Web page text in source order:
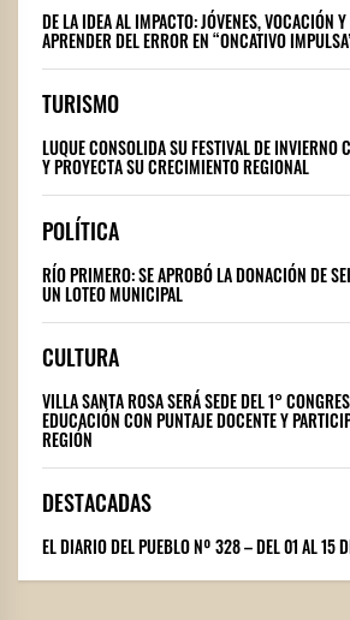
DE LA IDEA AL IMPACTO: JÓVENES, VOCACIÓN
APRENDER DEL ERROR EN “ONCATIVO
TURISMO
LUQUE CONSOLIDA SU FESTIVAL DE INVIERNO
Y PROYECTA SU CRECIMIENTO REGIONAL
POLÍTICA
RÍO PRIMERO: SE APROBÓ LA DONACIÓN DE
UN LOTEO MUNICIPAL
CULTURA
VILLA SANTA ROSA SERÁ SEDE DEL 1°
EDUCACIÓN CON PUNTAJE DOCENTE Y
REGIÓN
DESTACADAS
EL DIARIO DEL PUEBLO Nº 328 – DEL 01 AL 15